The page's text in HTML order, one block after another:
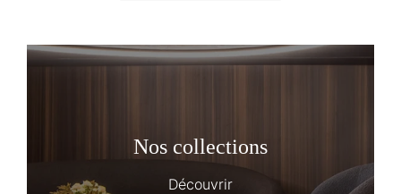
Nos collections
Découvrir